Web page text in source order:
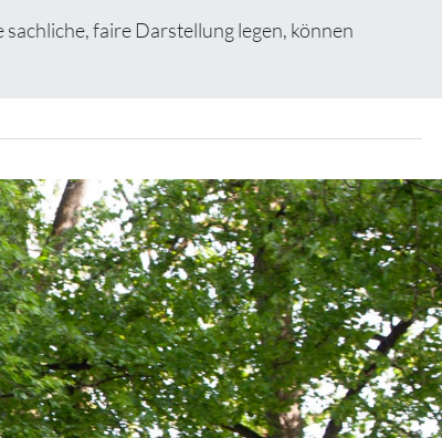
faire Darstellung legen, können